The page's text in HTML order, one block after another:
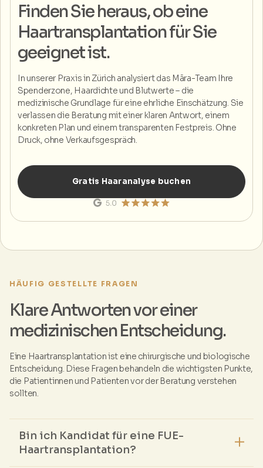
Finden Sie heraus, ob eine
Haartransplantation für Sie
geeignet ist.
In unserer Praxis in Zürich analysiert das Māra-Team Ihre
Spenderzone, Haardichte und Blutwerte – die
medizinische Grundlage für eine ehrliche Einschätzung. Sie
verlassen die Beratung mit einer klaren Antwort, einem
konkreten Plan und einem transparenten Festpreis. Ohne
Druck, ohne Verkaufsgespräch.
Gratis Haaranalyse buchen
HÄUFIG GESTELLTE FRAGEN
Klare Antworten vor einer
medizinischen Entscheidung.
Eine Haartransplantation ist eine chirurgische und biologische
Entscheidung. Diese Fragen behandeln die wichtigsten Punkte,
die Patientinnen und Patienten vor der Beratung verstehen
sollten.
Bin ich Kandidat für eine FUE-
Haartransplantation?